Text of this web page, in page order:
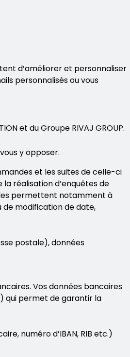
d’améliorer et personnaliser
personnalisés ou vous
et du Groupe RIVAJ GROUP.
y opposer.
et les suites de celle-ci
réalisation d’enquêtes de
permettent notamment à
de modification de date,
postale), données
Vos données bancaires
qui permet de garantir la
numéro d’IBAN, RIB etc.)